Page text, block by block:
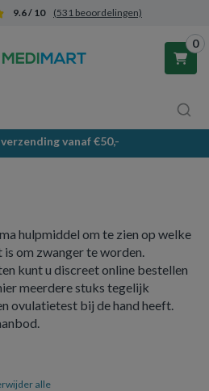
9.6 / 10 (531 beoordelingen)
0
is leeg.
met producten.
vanaf €50,-
hulpmiddel om te zien op welke
om zwanger te worden.
kunt u discreet online bestellen
meerdere stuks tegelijk
ovulatietest bij de hand heeft.
alle